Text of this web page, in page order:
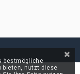
bestmögliche
bieten, nutzt diese